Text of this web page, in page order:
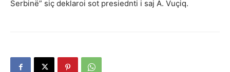
Serbinë” siç deklaroi sot presiednti i saj A. Vuçiq.